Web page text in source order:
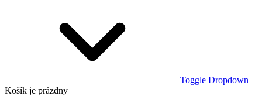
Toggle Dropdown
Košík je prázdny